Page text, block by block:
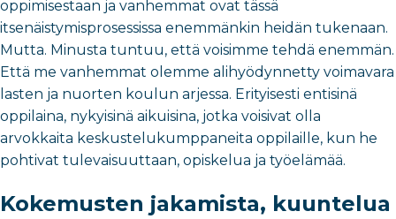
oppimisestaan ja vanhemmat ovat tässä
itsenäistymisprosessissa enemmänkin heidän tukenaan.
Mutta. Minusta tuntuu, että voisimme tehdä enemmän.
Että me vanhemmat olemme alihyödynnetty voimavara
lasten ja nuorten koulun arjessa. Erityisesti entisinä
oppilaina, nykyisinä aikuisina, jotka voisivat olla
arvokkaita keskustelukumppaneita oppilaille, kun he
pohtivat tulevaisuuttaan, opiskelua ja työelämää.
Kokemusten jakamista, kuuntelua